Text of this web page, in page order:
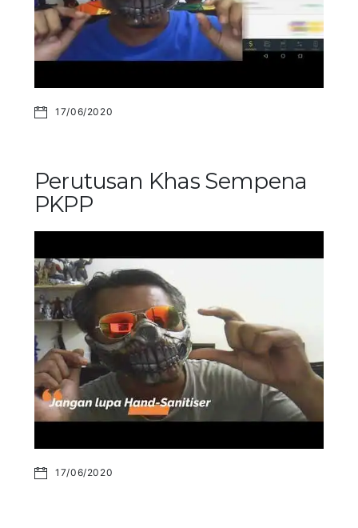
17/06/2020
Perutusan Khas Sempena
PKPP
17/06/2020